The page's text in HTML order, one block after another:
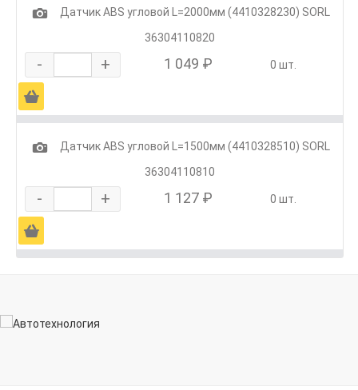
1
Датчик ABS угловой L=2000мм (4410328230) SORL
36304110820
- + 1 049 ₽ 0 шт.
Ä
1
Датчик ABS угловой L=1500мм (4410328510) SORL
36304110810
- + 1 127 ₽ 0 шт.
Ä